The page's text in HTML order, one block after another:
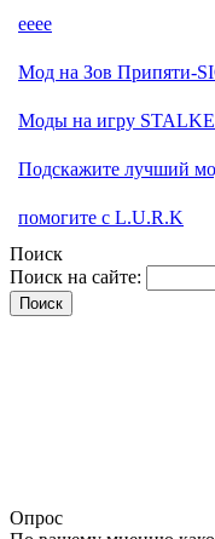
ееее
Мод на Зов Припяти-
Моды на игру
Подскажите лучший
помогите с L.U.R.K
Поиск
Поиск на сайте:
Опрос